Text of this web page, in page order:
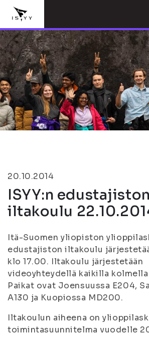
20.10.2014
ISYY:n edustajiston
iltakoulu
Itä-Suomen yliopiston
edustajiston iltakoulu
klo 17.00. Iltakoulu järjestetään
videoyhteydellä kaikilla kolmella
Paikat ovat Joensuussa E204,
A130 ja Kuopiossa MD200.
Iltakoulun aiheena on
toimintasuunnitelma vuodelle